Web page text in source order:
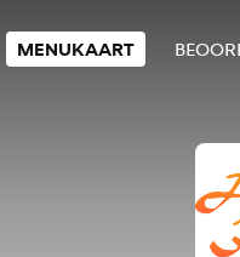
MENUKAART